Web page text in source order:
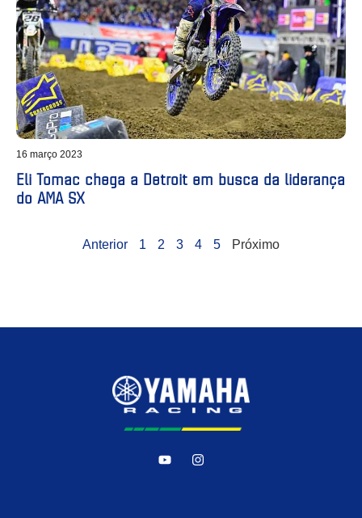
16 março 2023
Eli Tomac chega a Detroit em busca da liderança
do AMA SX
Anterior 1 2 3 4 5 Próximo